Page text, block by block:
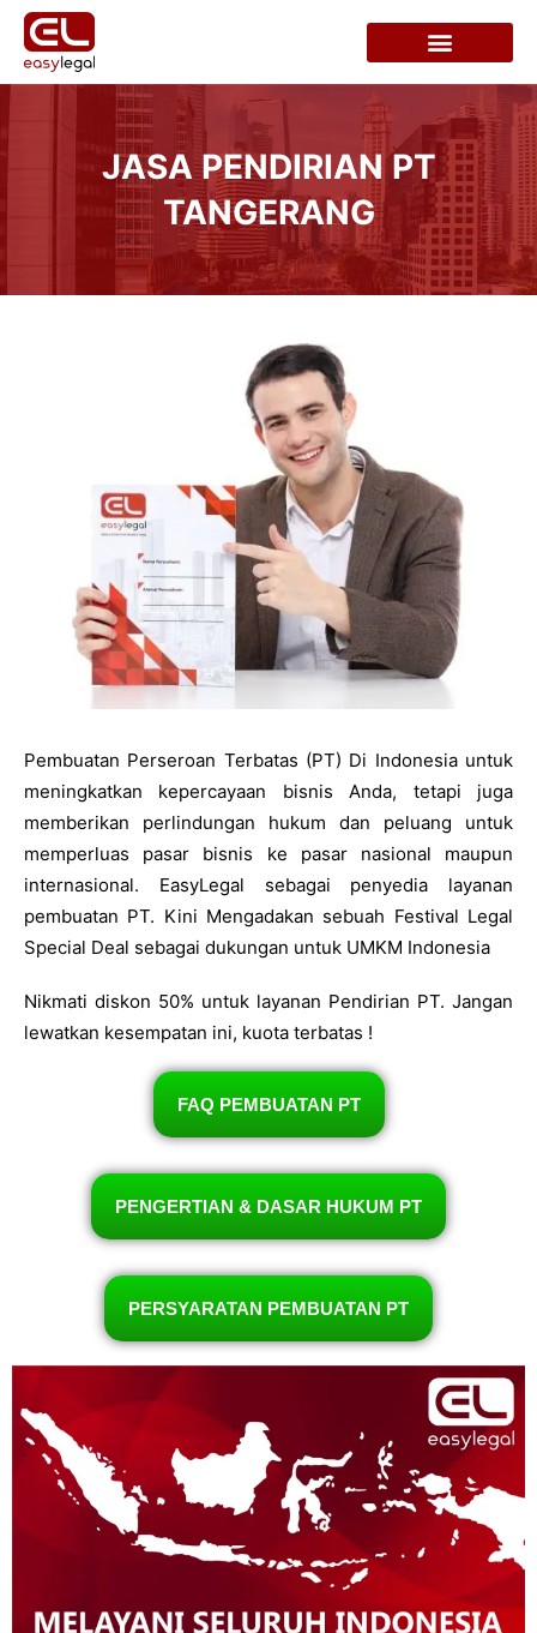
JASA PENDIRIAN PT
TANGERANG
Pembuatan Perseroan Terbatas (PT) Di Indonesia untuk
meningkatkan kepercayaan bisnis Anda, tetapi juga
memberikan perlindungan hukum dan peluang untuk
memperluas pasar bisnis ke pasar nasional maupun
internasional. EasyLegal sebagai penyedia layanan
pembuatan PT. Kini Mengadakan sebuah Festival Legal
Special Deal sebagai dukungan untuk UMKM Indonesia
Nikmati diskon 50% untuk layanan Pendirian PT. Jangan
lewatkan kesempatan ini, kuota terbatas !
FAQ PEMBUATAN PT
PENGERTIAN & DASAR HUKUM PT
PERSYARATAN PEMBUATAN PT